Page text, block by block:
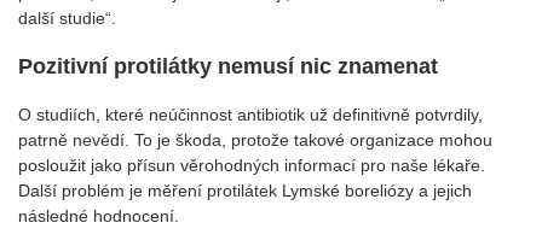
další studie“.
Pozitivní protilátky nemusí nic znamenat
O studiích, které neúčinnost antibiotik už definitivně potvrdily,
patrně nevědí. To je škoda, protože takové organizace mohou
posloužit jako přísun věrohodných informací pro naše lékaře.
Další problém je měření protilátek Lymské boreliózy a jejich
následné hodnocení.